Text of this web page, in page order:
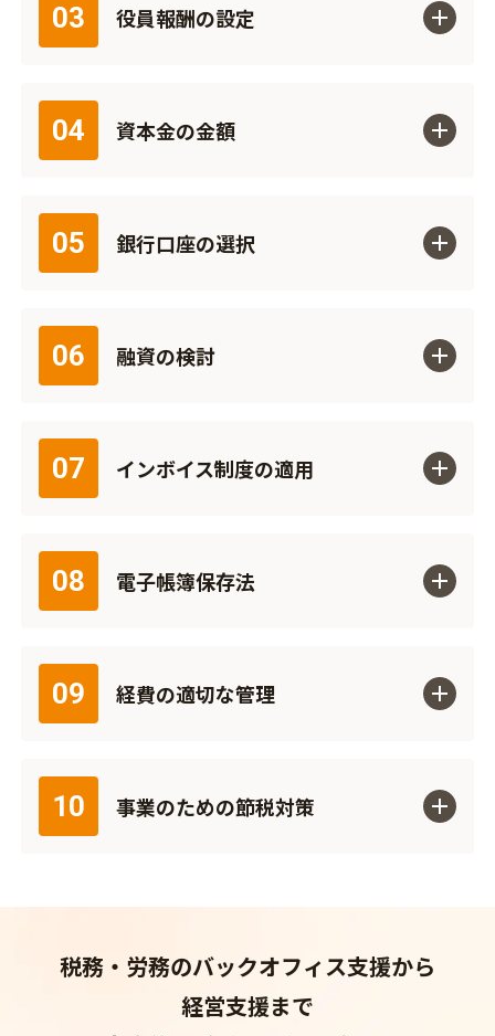
03 役員報酬の設定
04 資本金の金額
05 銀行口座の選択
06 融資の検討
07 インボイス制度の適用
08 電子帳簿保存法
09 経費の適切な管理
10 事業のための節税対策
税務・労務のバックオフィス支援から
経営支援まで